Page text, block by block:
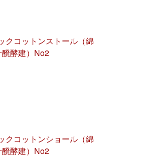
クコットンストール（綿
酵建）No2
クコットンショール（綿
酵建）No2